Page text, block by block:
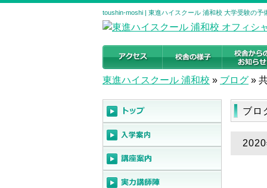
toushin-moshi | 東進ハイスクール 浦和校 大学受験の予
東進ハイスクール 浦和校 » ブログ »
ブロ